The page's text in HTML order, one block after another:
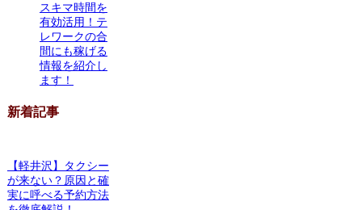
スキマ時間を
有効活用！テ
レワークの合
間にも稼げる
情報を紹介し
ます！
新着記事
【軽井沢】タクシー
が来ない？原因と確
実に呼べる予約方法